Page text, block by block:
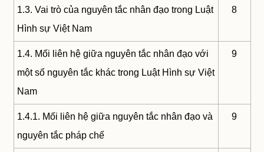
1.3. Vai trò của nguyên tắc nhân đạo trong Luật
Hình sự Việt Nam
8
1.4. Mối liên hệ giữa nguyên tắc nhân đạo với
một số nguyên tắc khác trong Luật Hình sự Việt
Nam
9
1.4.1. Mối liên hệ giữa nguyên tắc nhân đạo và
nguyên tắc pháp chế
9